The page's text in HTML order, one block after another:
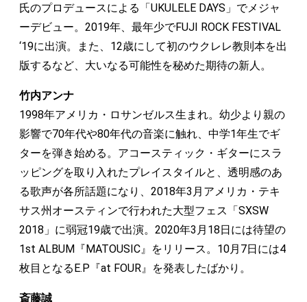
氏のプロデュースによる「UKULELE DAYS」でメジャ
ーデビュー。2019年、最年少でFUJI ROCK FESTIVAL
‘19に出演。また、12歳にして初のウクレレ教則本を出
版するなど、大いなる可能性を秘めた期待の新人。
竹内アンナ
1998年アメリカ・ロサンゼルス生まれ。幼少より親の
影響で70年代や80年代の音楽に触れ、中学1年生でギ
ターを弾き始める。アコースティック・ギターにスラ
ッピングを取り入れたプレイスタイルと、透明感のあ
る歌声が各所話題になり、2018年3月アメリカ・テキ
サス州オースティンで行われた大型フェス「SXSW
2018」に弱冠19歳で出演。2020年3月18日には待望の
1st ALBUM『MATOUSIC』をリリース。10月7日には4
枚目となるE.P『at FOUR』を発表したばかり。
斎藤誠